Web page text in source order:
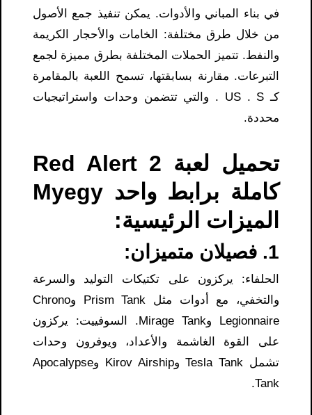
في بناء المباني والأدوات. يمكن تنفيذ جمع الأصول
من خلال طرق مختلفة: الخامات والأحجار الكريمة
والنفط. تتميز الحملات المختلفة بطرق مميزة لجمع
التبرعات. مقارنة بسابقتها، تسمح اللعبة بالمقامرة
كـ US . S . والتي تتضمن وحدات واستراتيجيات
محددة.
تحميل لعبة Red Alert 2
كاملة برابط واحد Myegy
الميزات الرئيسية:
1. فصيلان متميزان:
الحلفاء: يركزون على تكتيكات التوليد والسرعة
والتخفي، مع أدوات مثل Prism Tank وChrono
Legionnaire وMirage Tank. السوفييت: يركزون
على القوة الغاشمة والأعداد، ويوفرون وحدات
تشمل Tesla Tank وKirov Airship وApocalypse
Tank.